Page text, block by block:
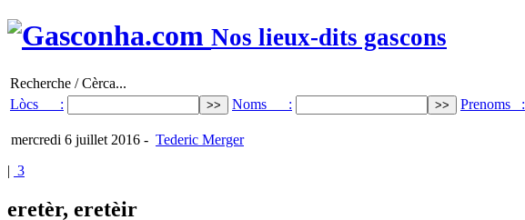
Nos lieux-dits gascons
Recherche / Cèrca...
Lòcs :
Noms : Prenoms :
mercredi 6 juillet 2016 - Tederic Merger
| 3
eretèr, eretèir